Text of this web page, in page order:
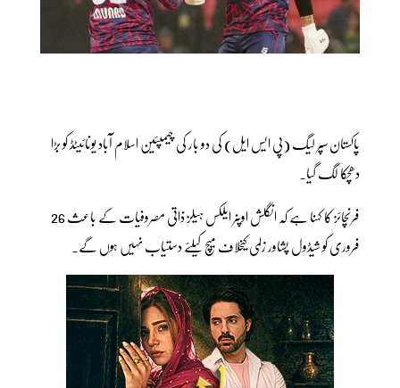
پاکستان سپر لیگ (پی ایس ایل) کی دو بار کی چیمپئین اسلام آباد یونائیٹڈ کو بڑا
دھچکا لگ گیا۔
فرنچائز کا کہنا ہے کہ انگلش اوپنر ایلکس ہیلز ذاتی مصروفیات کے باعث 26
فروری کو شیڈول پشاور زلمی کیخلاف میچ کیلئے دستیاب نہیں ہوں گے۔